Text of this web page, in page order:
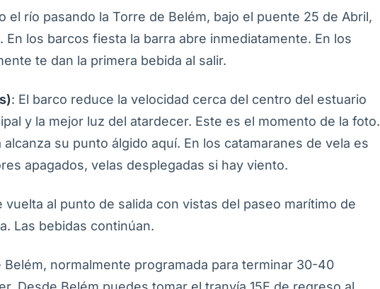
el río pasando la Torre de Belém, bajo el puente 25 de Abril,
En los barcos fiesta la barra abre inmediatamente. En los
te dan la primera bebida al salir.
: El barco reduce la velocidad cerca del centro del estuario
y la mejor luz del atardecer. Este es el momento de la foto.
su punto álgido aquí. En los catamaranes de vela es
apagados, velas desplegadas si hay viento.
vuelta al punto de salida con vistas del paseo marítimo de
Las bebidas continúan.
Belém, normalmente programada para terminar 30-40